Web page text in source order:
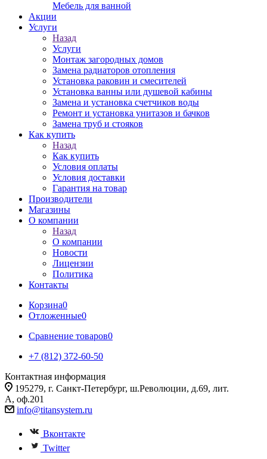
Мебель для ванной
Акции
Услуги
Назад
Услуги
Монтаж загородных домов
Замена радиаторов отопления
Установка раковин и смесителей
Установка ванны или душевой кабины
Замена и установка счетчиков воды
Ремонт и установка унитазов и бачков
Замена труб и стояков
Как купить
Назад
Как купить
Условия оплаты
Условия доставки
Гарантия на товар
Производители
Магазины
О компании
Назад
О компании
Новости
Лицензии
Политика
Контакты
Корзина0
Отложенные0
Сравнение товаров0
+7 (812) 372-60-50
Контактная информация
195279, г. Санкт-Петербург, ш.Революции, д.69, лит.
А, оф.201
info@titansystem.ru
Вконтакте
Twitter